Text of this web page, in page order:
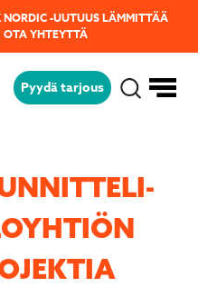
NORDIC -UUTUUS LÄMMITTÄÄ
OTA YHTEYTTÄ
Pyydä tarjous
helposti tämän
sinulle
pian!